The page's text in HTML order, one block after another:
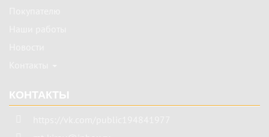
КОНТАКТЫ